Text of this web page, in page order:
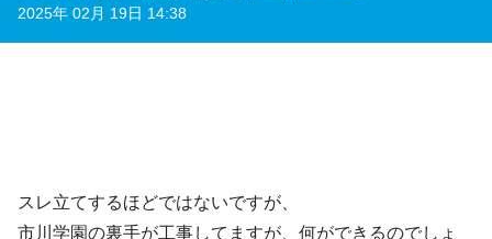
2025年 02月 19日 14:38
スレ立てするほどではないですが、
市川学園の裏手が工事してますが、何ができるのでしょ